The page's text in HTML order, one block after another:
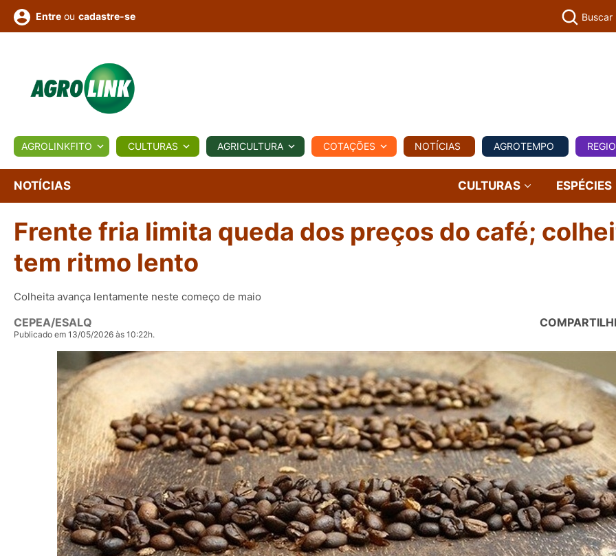
BIOLÓGICOS COTAÇÕES NOTÍCIAS AGROTEMPO REGIONAL COMERCIAL AGROVIAGENS
Conversor Colunistas Eventos
Vídeos
Entre ou cadastre-se Buscar
AGROLINKFITO CULTURAS AGRICULTURA COTAÇÕES NOTÍCIAS AGROTEMPO
NOTÍCIAS CULTURAS ESPÉCIES
Frente fria limita queda dos preços do café;
tem ritmo lento
Colheita avança lentamente neste começo de maio
CEPEA/ESALQ
Publicado em 13/05/2026 às 10:22h.